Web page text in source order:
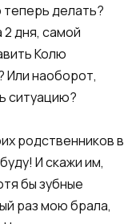
делать?
дня, самой
Колю
Или наоборот,
ситуацию?
родственников в
И скажи им,
бы зубные
раз мою брала,